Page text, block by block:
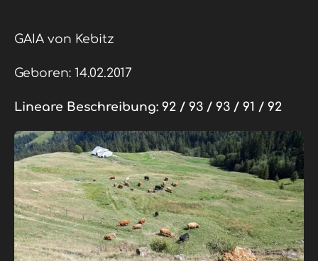
GAIA von Kebitz
Geboren: 14.02.2017
Lineare Beschreibung: 92 / 93 / 93 / 91 / 92